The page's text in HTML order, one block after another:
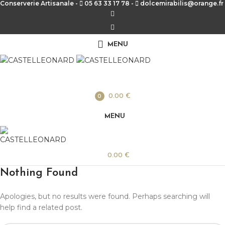
Conserverie Artisanale - 05 63 33 17 78 - dolcemirabilis@orange.fr
MENU
0
0.00 €
MENU
0.00 €
Nothing Found
Apologies, but no results were found. Perhaps searching will
help find a related post.